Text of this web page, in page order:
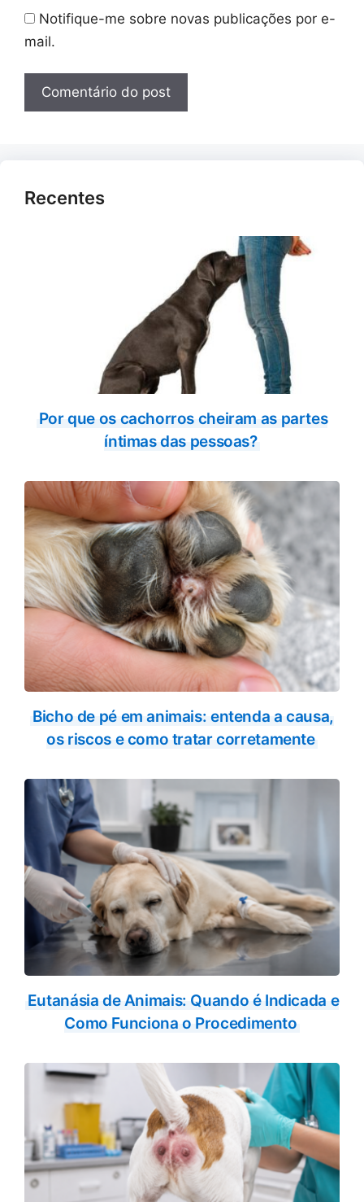
Notifique-me sobre novas publicações por e-
mail.
Recentes
Por que os cachorros cheiram as partes
íntimas das pessoas?
Bicho de pé em animais: entenda a causa,
os riscos e como tratar corretamente
Eutanásia de Animais: Quando é Indicada e
Como Funciona o Procedimento